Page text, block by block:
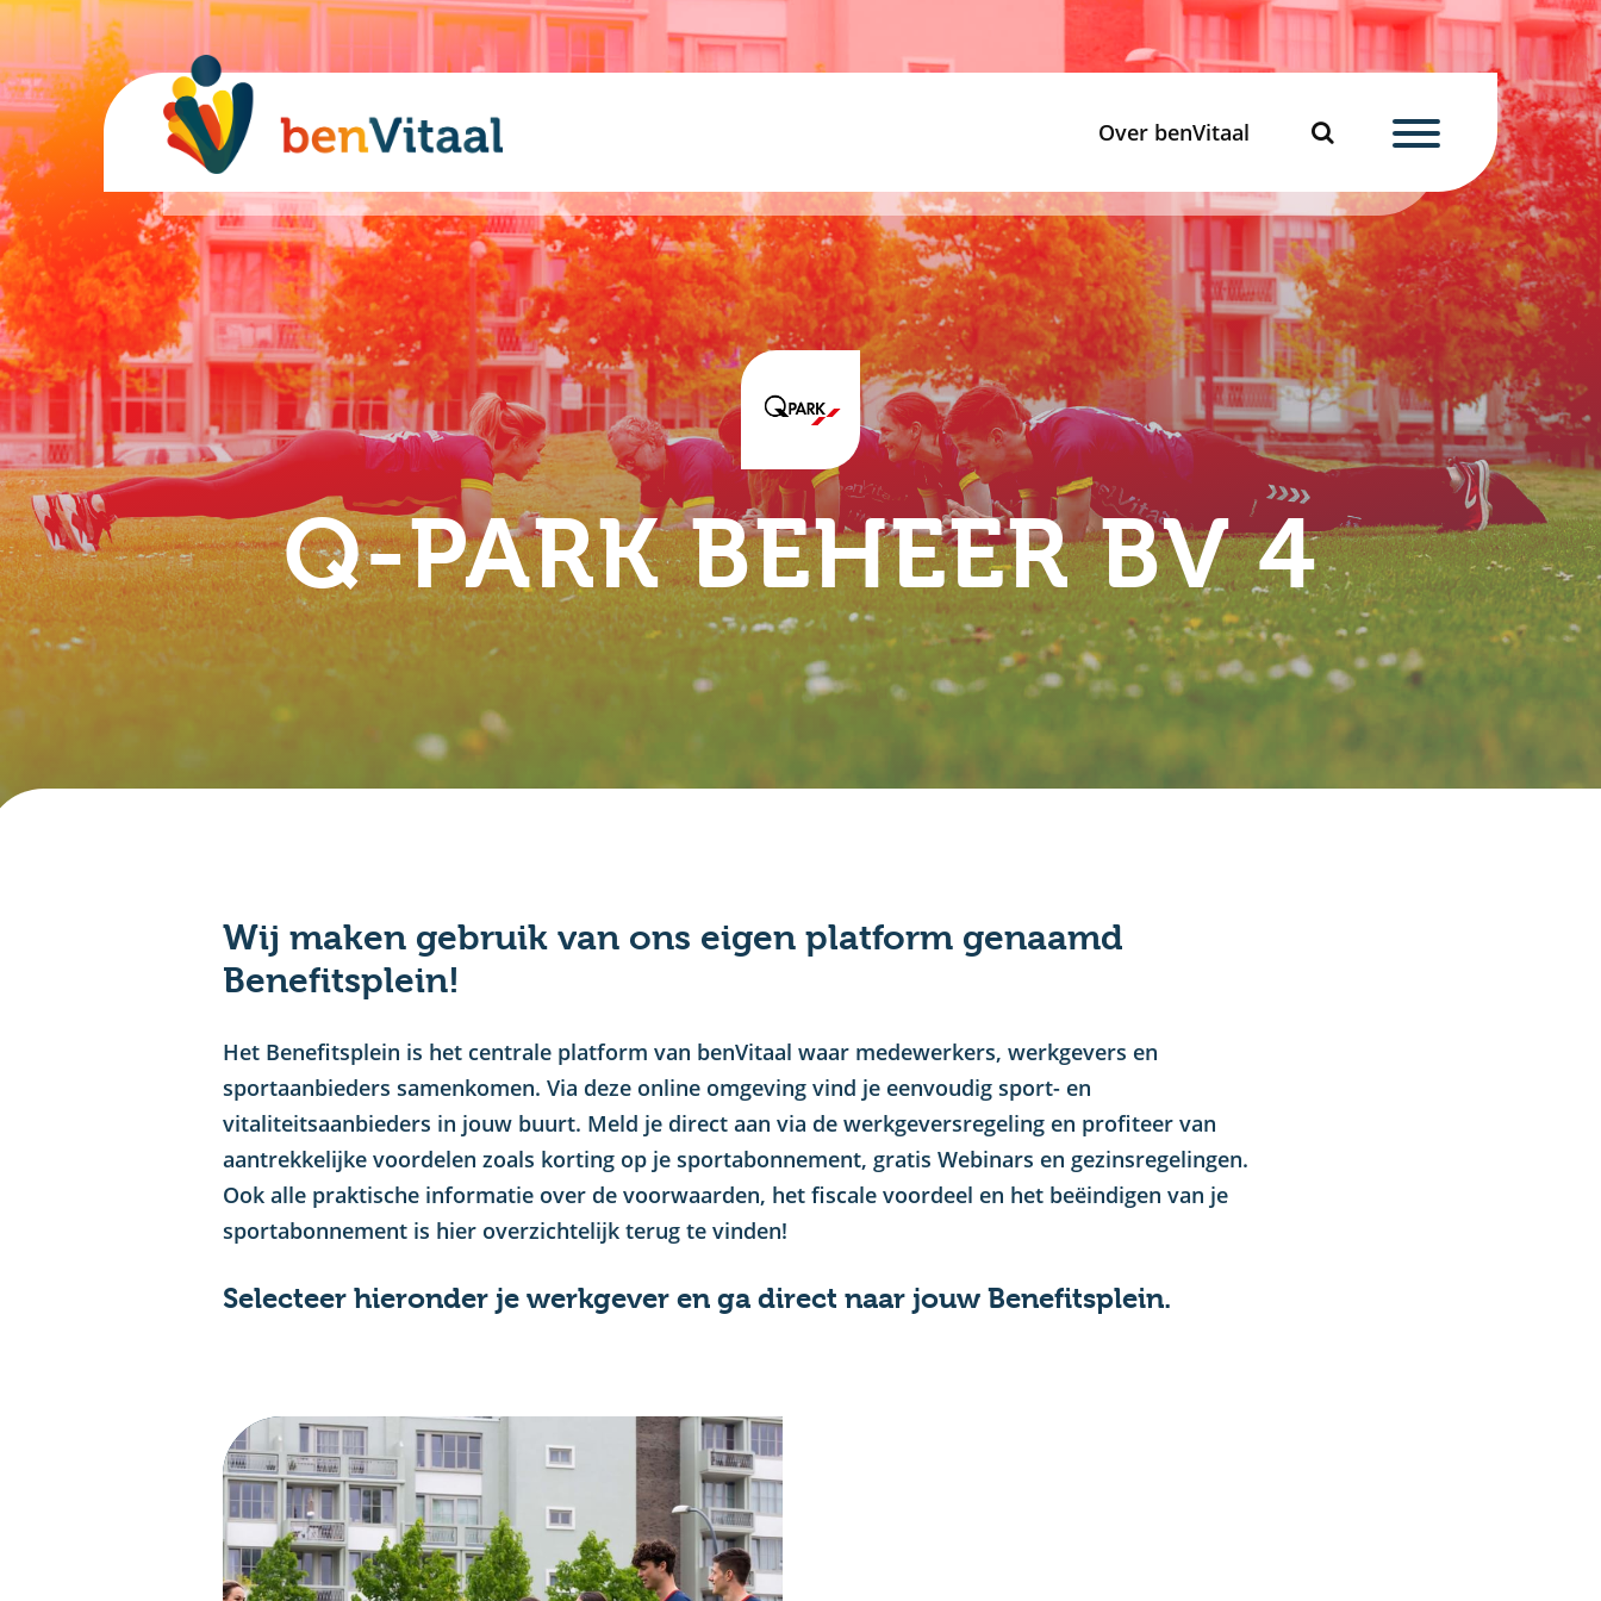
Over benVitaal
Q-PARK BEHEER BV 4
Wij maken gebruik van ons eigen platform genaamd
Benefitsplein!
Het Benefitsplein is het centrale platform van benVitaal waar medewerkers, werkgevers en
sportaanbieders samenkomen. Via deze online omgeving vind je eenvoudig sport- en
vitaliteitsaanbieders in jouw buurt. Meld je direct aan via de werkgeversregeling en profiteer van
aantrekkelijke voordelen zoals korting op je sportabonnement, gratis Webinars en gezinsregelingen.
Ook alle praktische informatie over de voorwaarden, het fiscale voordeel en het beëindigen van je
sportabonnement is hier overzichtelijk terug te vinden!
Selecteer hieronder je werkgever en ga direct naar jouw Benefitsplein.